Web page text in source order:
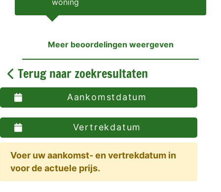
woning
Meer beoordelingen weergeven
Terug naar zoekresultaten
Aankomstdatum
Vertrekdatum
Voer uw aankomst- en vertrekdatum in
voor de actuele prijs.